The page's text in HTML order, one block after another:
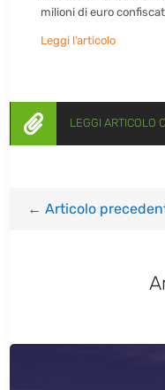
milioni di euro
Leggi l’articolo
 LEGGI ARTICOLO
←Articolo